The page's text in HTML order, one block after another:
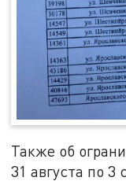
Также об
31 августа по 3